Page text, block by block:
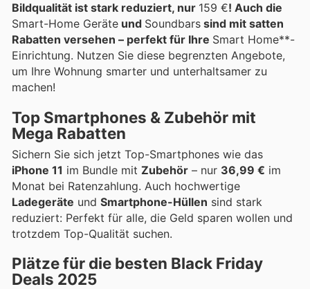
Bildqualität ist stark reduziert, nur 159 €! Auch die
Smart-Home Geräte und Soundbars sind mit satten
Rabatten versehen – perfekt für Ihre Smart Home**-
Einrichtung. Nutzen Sie diese begrenzten Angebote,
um Ihre Wohnung smarter und unterhaltsamer zu
machen!
Top Smartphones & Zubehör mit
Mega Rabatten
Sichern Sie sich jetzt Top-Smartphones wie das
iPhone 11 im Bundle mit Zubehör – nur 36,99 € im
Monat bei Ratenzahlung. Auch hochwertige
Ladegeräte und Smartphone-Hüllen sind stark
reduziert: Perfekt für alle, die Geld sparen wollen und
trotzdem Top-Qualität suchen.
Plätze für die besten Black Friday
Deals 2025